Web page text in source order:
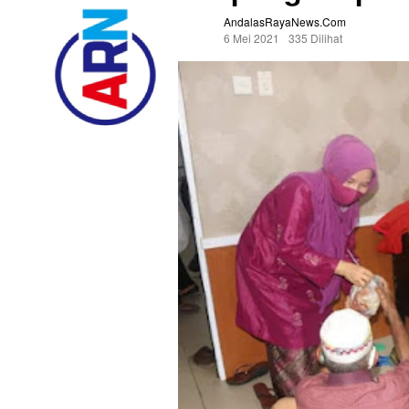
AndalasRayaNews.com
6 Mei 2021
335 Dilihat